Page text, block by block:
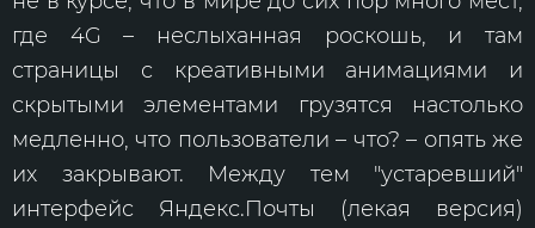
где 4G – неслыханная роскошь, и там
страницы с креативными анимациями и
скрытыми элементами грузятся настолько
медленно, что пользователи – что? – опять же
их закрывают. Между тем "устаревший"
интерфейс Яндекс.Почты (лекая версия)